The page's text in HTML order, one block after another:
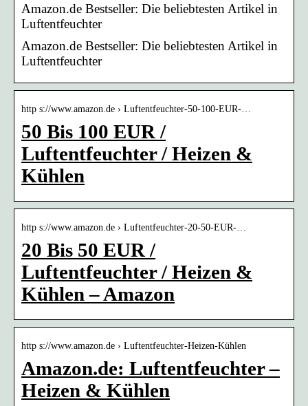
Amazon.de Bestseller: Die beliebtesten Artikel in
Luftentfeuchter
Amazon.de Bestseller: Die beliebtesten Artikel in
Luftentfeuchter
http s://www.amazon.de › Luftentfeuchter-50-100-EUR-…
50 Bis 100 EUR /
Luftentfeuchter / Heizen &
Kühlen
http s://www.amazon.de › Luftentfeuchter-20-50-EUR-…
20 Bis 50 EUR /
Luftentfeuchter / Heizen &
Kühlen – Amazon
http s://www.amazon.de › Luftentfeuchter-Heizen-Kühlen
Amazon.de: Luftentfeuchter –
Heizen & Kühlen